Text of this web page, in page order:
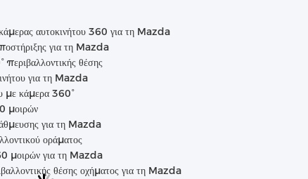
αυτοκινήτου 360 για τη Mazda
για τη Mazda
θέσης
για τη Mazda
με κάμερα 360°
μοιρών
για τη Mazda
οράματος
μοιρών για τη Mazda
θέσης οχήματος για τη Mazda